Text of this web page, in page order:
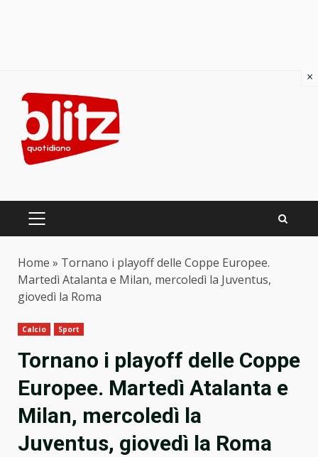
content
PRIMARY
Home » Tornano i playoff delle Coppe Europee.
Martedì Atalanta e Milan, mercoledì la Juventus,
giovedì la Roma
Calcio Sport
Tornano i playoff delle Coppe
Europee. Martedì Atalanta e
Milan, mercoledì la
Juventus, giovedì la Roma
×